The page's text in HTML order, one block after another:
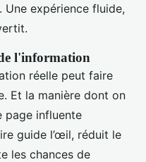
Une expérience fluide,
l'information
réelle peut faire
Et la manière dont on
page influente
guide l’œil, réduit le
les chances de